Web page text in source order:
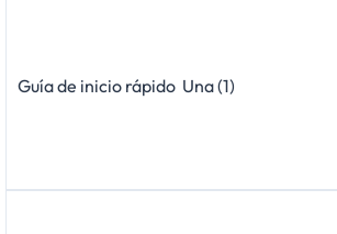
Guía de inicio rápido Una (1)